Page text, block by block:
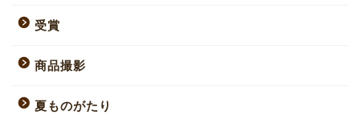
受賞
商品撮影
夏ものがたり